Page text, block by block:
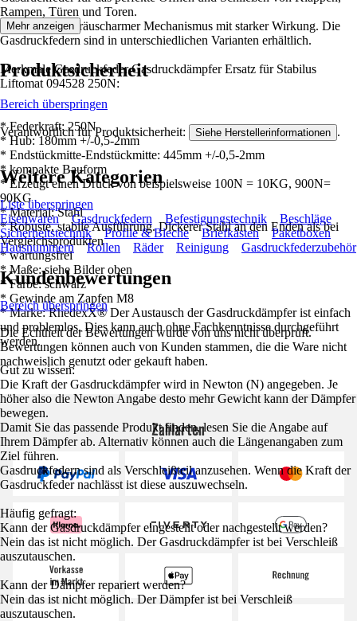
Rampen, Türen und Toren.
Leichter und geräuscharmer Mechanismus mit starker Wirkung. Die
Gasdruckfedern sind in unterschiedlichen Varianten erhältlich.
Merkmale Gasdruckfeder Gasdruckdämpfer Ersatz für Stabilus
Liftomat 094528 250N:
* Federkraft: 250N
* Hub: 180mm +/-0,5-2mm
* Endstückmitte-Endstückmitte: 445mm +/-0,5-2mm
* kompakte Bauform
* Erzeugt einen Druck von beispielsweise 100N = 10KG, 900N=
90KG
* Material: Stahl
* Robuste, stabile Ausführung. Dickerer Stahl an den Enden als bei
Vergleichsprodukten
* wartungsfrei
* Maße: siehe Bilder oben
* Farbe: schwarz
* Gewinde am Zapfen M8
* Marke: RhedexX® Der Austausch der Gasdruckdämpfer ist einfach
und problemlos. Dies kann auch ohne Fachkenntnisse durchgeführt
werden.
Gut zu wissen:
Die Kraft der Gasdruckdämpfer wird in Newton (N) angegeben. Je
höher also die Newton Angabe desto mehr Gewicht kann der Dämpfer
bewegen.
Damit Sie das passende Produkt finden, lesen Sie die Angabe auf
Ihrem Dämpfer ab. Alternativ können auch die Längenangaben zum
Ziel führen.
Gasdruckfedern sind als Verschleißteil anzusehen. Wenn die Kraft der
Gasdruckfeder nachlässt ist diese auszuwechseln.
Häufig gefragt:
Kann der Gasdruckdämpfer eingestellt oder nachgestellt werden?
Nein das ist nicht möglich. Der Gasdruckdämpfer ist bei Verschleiß
auszutauschen.
Kann der Dämpfer repariert werden?
Nein das ist nicht möglich. Der Dämpfer ist bei Verschleiß
auszutauschen.
Mehr anzeigen
Produktsicherheit
Bereich überspringen
Verantwortlich für Produktsicherheit: Siehe Herstellerinformationen .
Weitere Kategorien
Liste überspringen
Eisenwaren
Gasdruckfedern Befestigungstechnik
Beschläge
Sicherheitstechnik
Profile & Bleche Briefkästen
Paketboxen
Hausnummern
Rollen Räder Reinigung Gasdruckfederzubehör
Kundenbewertungen
Bereich überspringen
Die Echtheit der Bewertungen wurde von uns nicht überprüft.
Bewertungen können auch von Kunden stammen, die die Ware nicht
nachweislich genutzt oder gekauft haben.
Zahlarten